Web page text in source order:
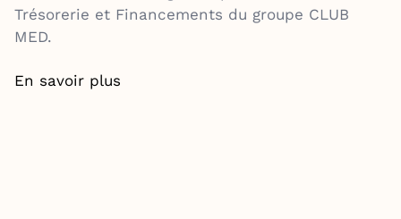
Trésorerie et Financements du groupe CLUB
MED.
En savoir plus